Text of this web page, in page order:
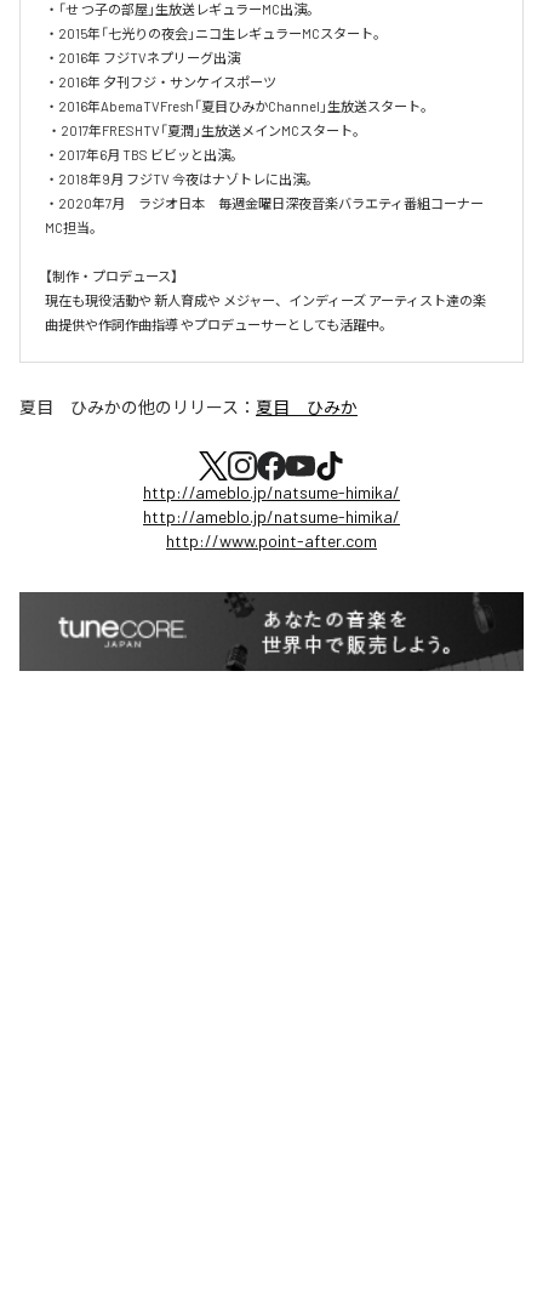
・「せ つ子の部屋」生放送レギュラーMC出演。
・2015年「七光りの夜会」ニコ生レギュラーMCスタート。
・2016年 フジTVネプリーグ出演
・2016年 夕刊フジ・サンケイスポーツ
・2016年AbemaTVFresh「夏目ひみかChannel」生放送スタート。
・2017年6月 TBS ビビッと出演。
・2018年9月 フジTV 今夜はナゾトレに出演。
・2020年7月　ラジオ日本　毎週金曜日深夜音楽バラエティ番組コーナー
MC担当。
【制作・プロデュース】
現在も現役活動や 新人育成や メジャー、インディーズ アーティスト達の楽
曲提供や作詞作曲指導 やプロデューサーとしても活躍中。
夏目 ひみかの他のリリース： 夏目 ひみか
http://ameblo.jp/natsume-himika/
http://ameblo.jp/natsume-himika/
http://www.point-after.com